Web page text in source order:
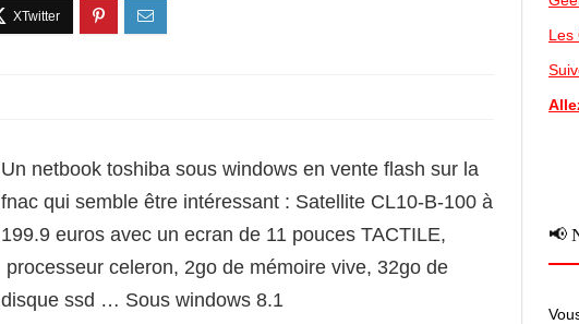
Un netbook toshiba sous windows en vente flash sur la
fnac qui semble être intéressant : Satellite CL10-B-100 à
199.9 euros avec un ecran de 11 pouces TACTILE,
processeur celeron, 2go de mémoire vive, 32go de
disque ssd … Sous windows 8.1
Les
📢